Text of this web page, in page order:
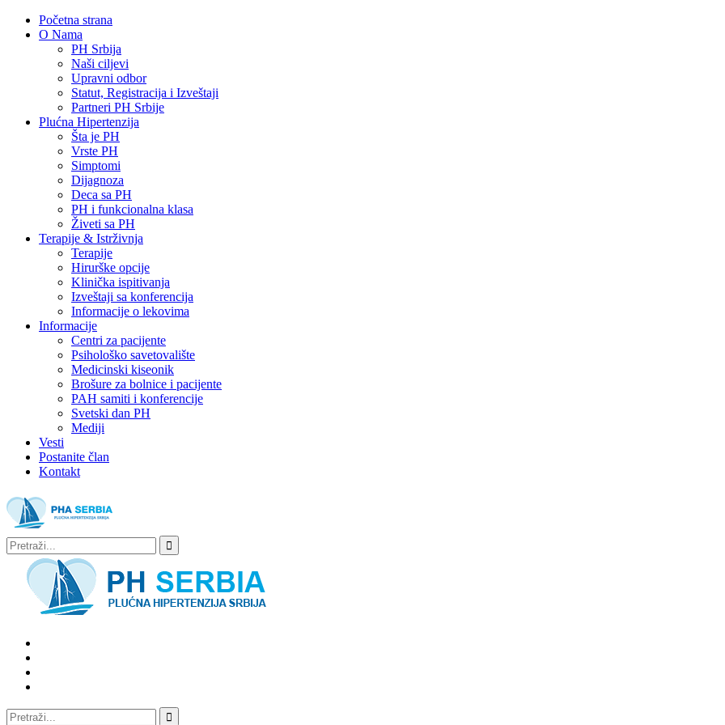
Početna strana
O Nama
PH Srbija
Naši ciljevi
Upravni odbor
Statut, Registracija i Izveštaji
Partneri PH Srbije
Plućna Hipertenzija
Šta je PH
Vrste PH
Simptomi
Dijagnoza
Deca sa PH
PH i funkcionalna klasa
Živeti sa PH
Terapije & Istrživnja
Terapije
Hirurške opcije
Klinička ispitivanja
Izveštaji sa konferencija
Informacije o lekovima
Informacije
Centri za pacijente
Psihološko savetovalište
Medicinski kiseonik
Brošure za bolnice i pacijente
PAH samiti i konferencije
Svetski dan PH
Mediji
Vesti
Postanite član
Kontakt